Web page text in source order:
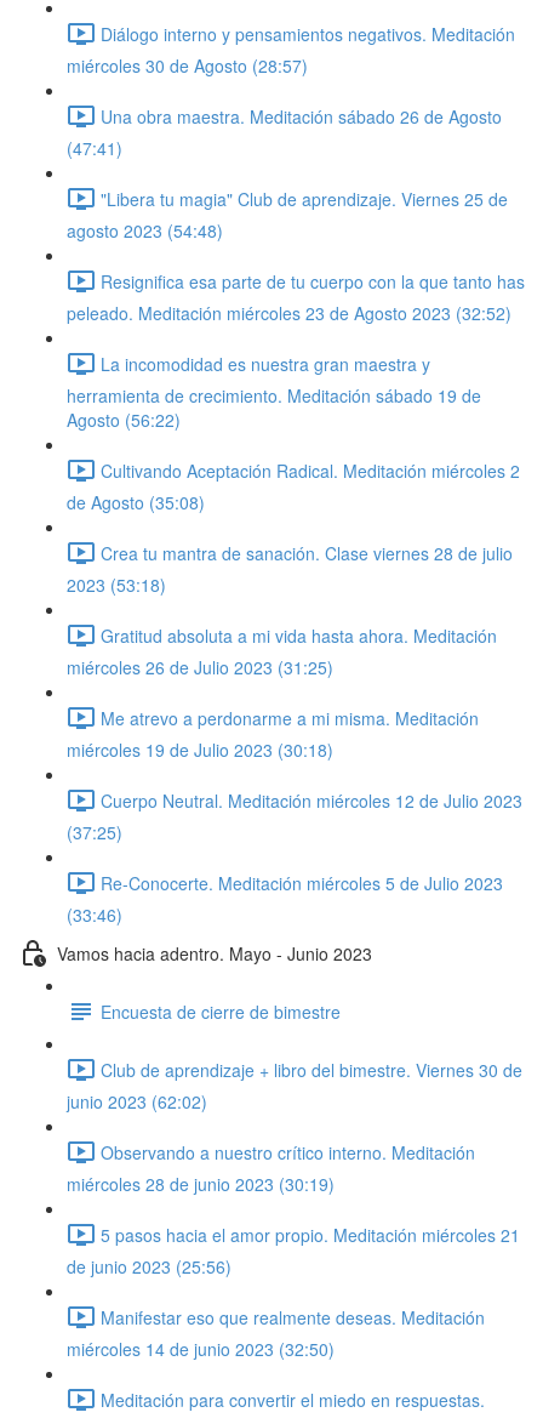
Diálogo interno y pensamientos negativos. Meditación
miércoles 30 de Agosto (28:57)
Una obra maestra. Meditación sábado 26 de Agosto
(47:41)
"Libera tu magia" Club de aprendizaje. Viernes 25 de
agosto 2023 (54:48)
Resignifica esa parte de tu cuerpo con la que tanto has
peleado. Meditación miércoles 23 de Agosto 2023 (32:52)
La incomodidad es nuestra gran maestra y
herramienta de crecimiento. Meditación sábado 19 de
Agosto (56:22)
Cultivando Aceptación Radical. Meditación miércoles 2
de Agosto (35:08)
Crea tu mantra de sanación. Clase viernes 28 de julio
2023 (53:18)
Gratitud absoluta a mi vida hasta ahora. Meditación
miércoles 26 de Julio 2023 (31:25)
Me atrevo a perdonarme a mi misma. Meditación
miércoles 19 de Julio 2023 (30:18)
Cuerpo Neutral. Meditación miércoles 12 de Julio 2023
(37:25)
Re-Conocerte. Meditación miércoles 5 de Julio 2023
(33:46)
Vamos hacia adentro. Mayo - Junio 2023
Encuesta de cierre de bimestre
Club de aprendizaje + libro del bimestre. Viernes 30 de
junio 2023 (62:02)
Observando a nuestro crítico interno. Meditación
miércoles 28 de junio 2023 (30:19)
5 pasos hacia el amor propio. Meditación miércoles 21
de junio 2023 (25:56)
Manifestar eso que realmente deseas. Meditación
miércoles 14 de junio 2023 (32:50)
Meditación para convertir el miedo en respuestas.